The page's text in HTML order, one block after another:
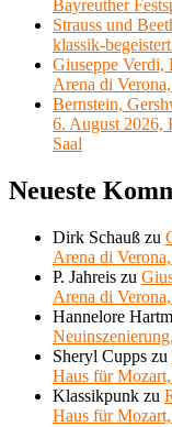
Bayreuther
Strauss und
klassik-
Giuseppe Verdi,
Arena di
Bernstein,
6. August 2026,
Saal
Neueste
Dirk Schauß zu
Arena di
P. Jahreis zu
Arena di
Hannelore
Sheryl Cupps zu
Haus für
Klassikpunk zu
Haus für